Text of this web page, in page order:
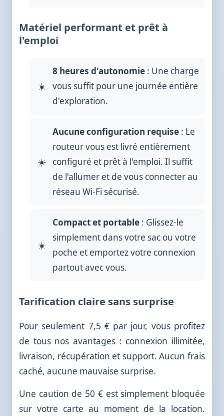
Matériel performant et prêt à
l'emploi
8 heures d'autonomie : Une charge
vous suffit pour une journée entière
d'exploration.
Aucune configuration requise : Le
routeur vous est livré entièrement
configuré et prêt à l'emploi. Il suffit
de l'allumer et de vous connecter au
réseau Wi-Fi sécurisé.
Compact et portable : Glissez-le
simplement dans votre sac ou votre
poche et emportez votre connexion
partout avec vous.
Tarification claire sans surprise
Pour seulement 7,5 € par jour, vous profitez
de tous nos avantages : connexion illimitée,
livraison, récupération et support. Aucun frais
caché, aucune mauvaise surprise.
Une caution de 50 € est simplement bloquée
sur votre carte au moment de la location.